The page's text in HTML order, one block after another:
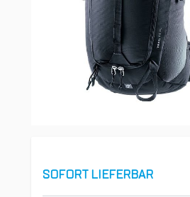
SOFORT LIEFERBAR